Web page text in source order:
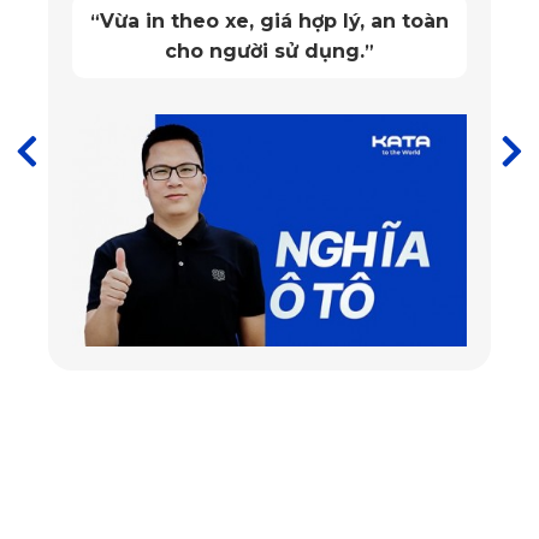
Châu Âu. Nhờ không chứa tạp chất, thảm có bề mặt mịn
màng và đẹp mắt, đảm bảo sức khỏe cho người tiêu dùng.
“Vừa in theo xe, giá hợp lý, an toàn
cho người sử dụng.”